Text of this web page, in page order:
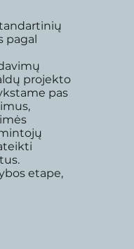
pagal
projekto
pas
etape,